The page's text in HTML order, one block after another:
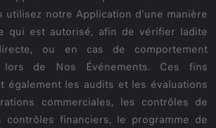
utilisez notre Application d'une manière
qui est autorisé, afin de vérifier ladite
ou en cas de comportement
lors de Nos Événements. Ces fins
également les audits et les évaluations
commerciales, les contrôles de
contrôles financiers, le programme de